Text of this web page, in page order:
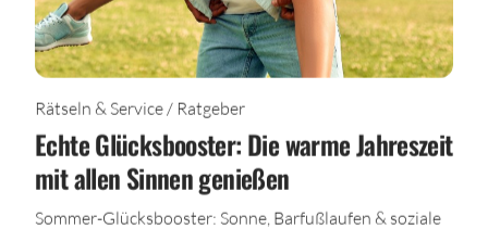
Rätseln & Service / Ratgeber
Echte Glücksbooster: Die warme Jahreszeit
mit allen Sinnen genießen
Sommer-Glücksbooster: Sonne, Barfußlaufen & soziale